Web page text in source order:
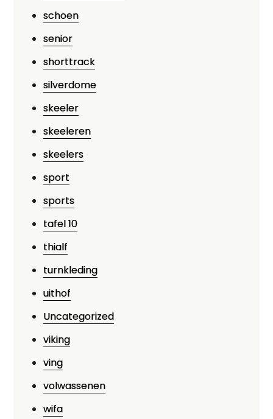
schoen
senior
shorttrack
silverdome
skeeler
skeeleren
skeelers
sport
sports
tafel 10
thialf
turnkleding
uithof
Uncategorized
viking
ving
volwassenen
wifa